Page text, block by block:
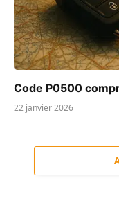
Code P0500
22 janvier 2026